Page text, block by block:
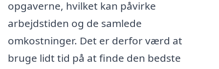
opgaverne, hvilket kan påvirke
arbejdstiden og de samlede
omkostninger. Det er derfor værd at
bruge lidt tid på at finde den bedste